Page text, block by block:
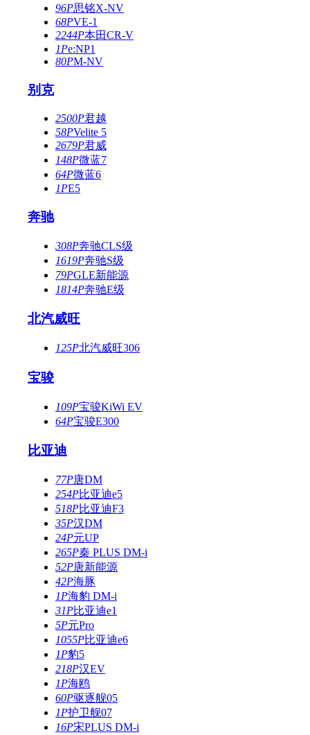
96P思铭X-NV
68PVE-1
2244P本田CR-V
1Pe:NP1
80PM-NV
别克
2500P君越
58PVelite 5
2679P君威
148P微蓝7
64P微蓝6
1PE5
奔驰
308P奔驰CLS级
1619P奔驰S级
79PGLE新能源
1814P奔驰E级
北汽威旺
125P北汽威旺306
宝骏
109P宝骏KiWi EV
64P宝骏E300
比亚迪
77P唐DM
254P比亚迪e5
518P比亚迪F3
35P汉DM
24P元UP
265P秦 PLUS DM-i
52P唐新能源
42P海豚
1P海豹 DM-i
31P比亚迪e1
5P元Pro
1055P比亚迪e6
1P豹5
218P汉EV
1P海鸥
60P驱逐舰05
1P护卫舰07
16P宋PLUS DM-i